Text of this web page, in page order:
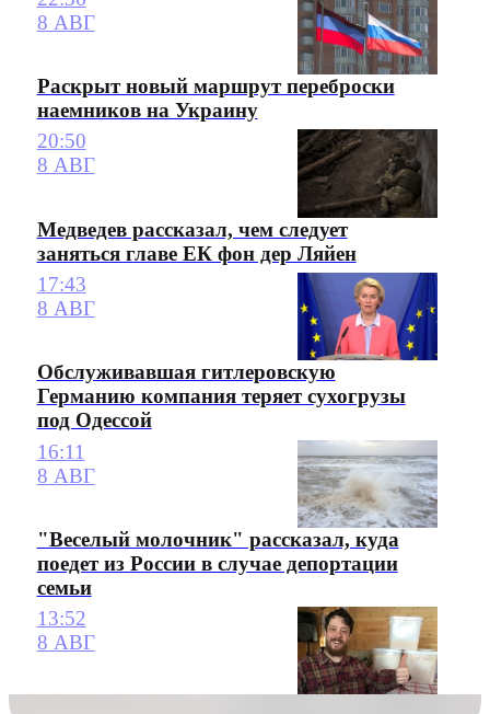
8 АВГ
Раскрыт новый маршрут переброски
наемников на Украину
20:50
8 АВГ
Медведев рассказал, чем следует
заняться главе ЕК фон дер Ляйен
17:43
8 АВГ
Обслуживавшая гитлеровскую
Германию компания теряет сухогрузы
под Одессой
16:11
8 АВГ
"Веселый молочник" рассказал, куда
поедет из России в случае депортации
семьи
13:52
8 АВГ